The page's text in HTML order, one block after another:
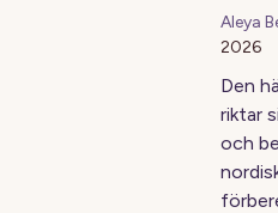
Aleya
2026
Den
riktar
och